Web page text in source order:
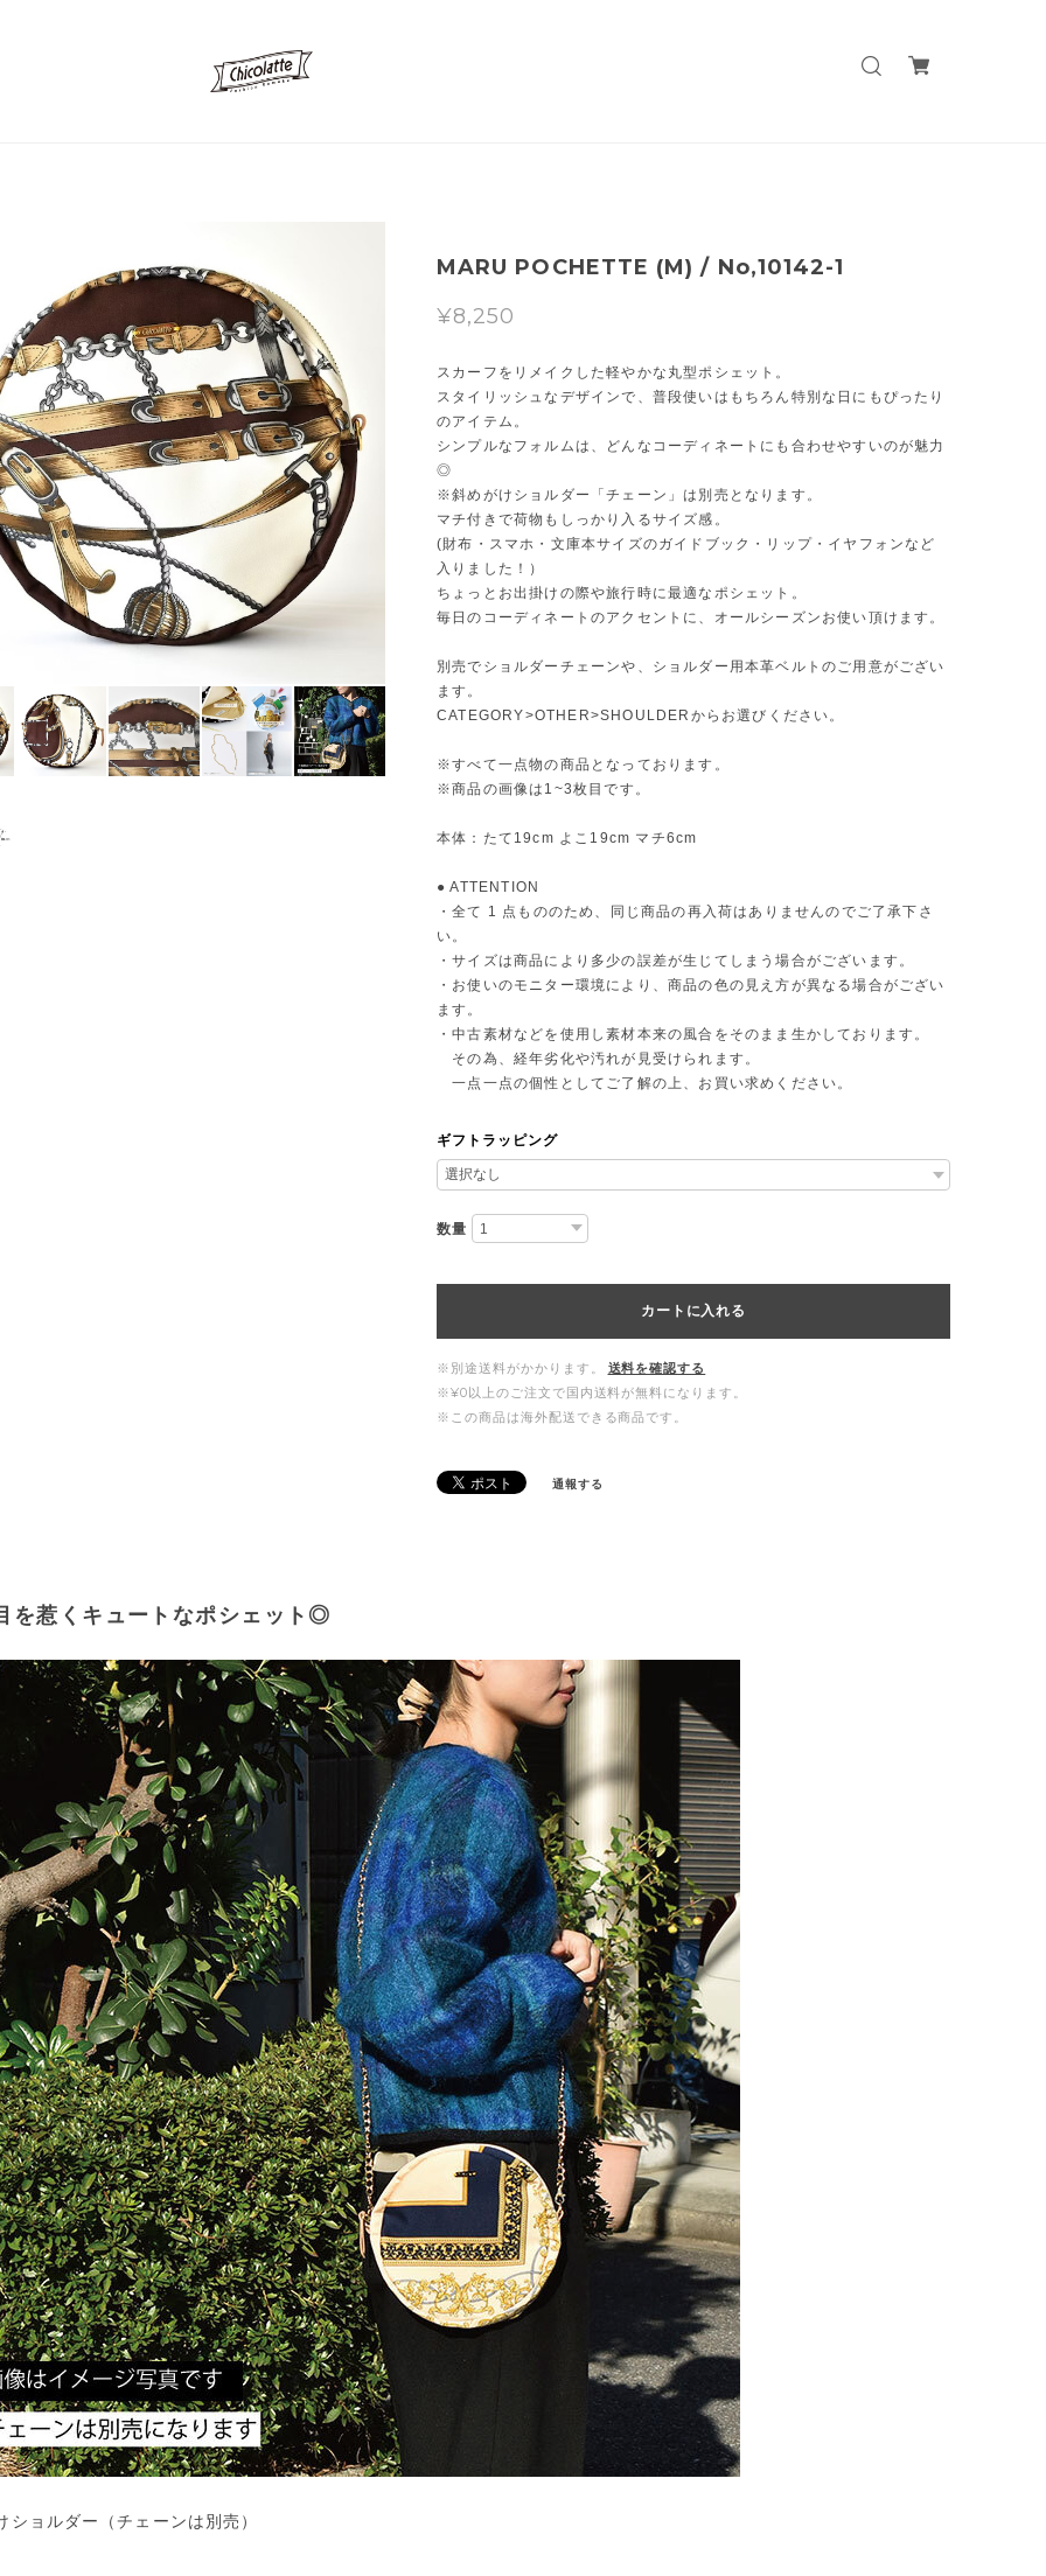
MARU POCHETTE (M) / No,10142-1
¥8,250
スカーフをリメイクした軽やかな丸型ポシェット。
スタイリッシュなデザインで、普段使いはもちろん特別な日にもぴったり
のアイテム。
シンプルなフォルムは、どんなコーディネートにも合わせやすいのが魅力
◎
※斜めがけショルダー「チェーン」は別売となります。
マチ付きで荷物もしっかり入るサイズ感。
(財布・スマホ・文庫本サイズのガイドブック・リップ・イヤフォンなど
入りました！）
ちょっとお出掛けの際や旅行時に最適なポシェット。
毎日のコーディネートのアクセントに、オールシーズンお使い頂けます。
別売でショルダーチェーンや、ショルダー用本革ベルトのご用意がござい
ます。
CATEGORY>OTHER>SHOULDERからお選びください。
※すべて一点物の商品となっております。
※商品の画像は1~3枚目です。
本体：たて19cm よこ19cm マチ6cm
● ATTENTION
・全て 1 点もののため、同じ商品の再入荷はありませんのでご了承下さ
い。
・サイズは商品により多少の誤差が生じてしまう場合がございます。
・お使いのモニター環境により、商品の色の見え方が異なる場合がござい
ます。
・中古素材などを使用し素材本来の風合をそのまま生かしております。
その為、経年劣化や汚れが見受けられます。
一点一点の個性としてご了解の上、お買い求めください。
ギフトラッピング
数量
カートに入れる
※別途送料がかかります。
送料を確認する
※¥0以上のご注文で国内送料が無料になります。
※この商品は海外配送できる商品です。
通報する
を惹くキュートなポシェット◎
ョルダー（チェーンは別売）